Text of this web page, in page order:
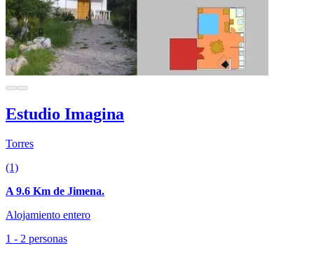
Estudio Imagina
Torres
(1)
A 9.6 Km de Jimena.
Alojamiento entero
1 - 2 personas